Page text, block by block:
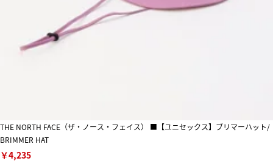
THE NORTH FACE（ザ・ノース・フェイス） ■【ユニセックス】ブリマーハット/
BRIMMER HAT
￥4,235